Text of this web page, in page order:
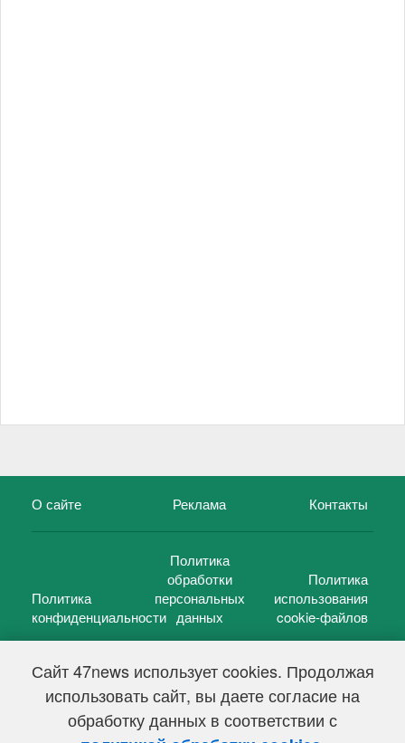
Сайт 47news использует cookies. Продолжая
использовать сайт, вы даете согласие на
обработку данных в соответствии с
О сайте Реклама Контакты
Политика
конфиденциальности
Политика
обработки
персональных
данных
Политика
использования
cookie-файлов
47 новостей (47 news)2005 — 2026 г.
Свидетельство о регистрации СМИ Эл № ФС 77-39848, выдано
Федеральной службой по надзору в сфере связи,